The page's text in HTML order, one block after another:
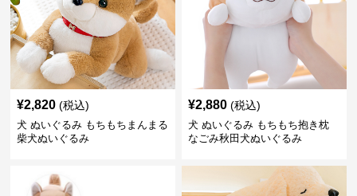
¥2,820 (税込)
犬 ぬいぐるみ もちもちまんまる
柴犬ぬいぐるみ
¥2,880 (税込)
犬 ぬいぐるみ もちもち抱き枕
なごみ秋田犬ぬいぐるみ